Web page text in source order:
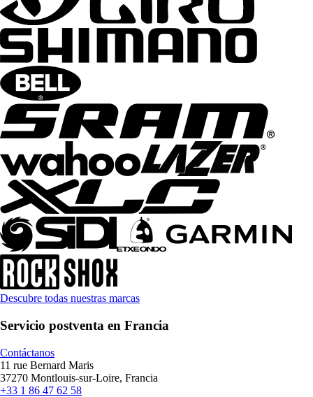
Descubre todas nuestras marcas
Servicio postventa en Francia
Contáctanos
11 rue Bernard Maris
37270 Montlouis-sur-Loire, Francia
+33 1 86 47 62 58